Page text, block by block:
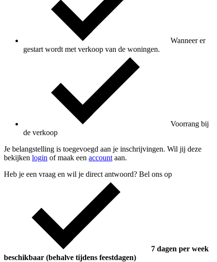
Wanneer er
gestart wordt met verkoop van de woningen.
Voorrang bij
de verkoop
Je belangstelling is toegevoegd aan je inschrijvingen. Wil jij deze
bekijken login of maak een account aan.
Heb je een vraag en wil je direct antwoord? Bel ons op
7 dagen per week
beschikbaar (behalve tijdens feestdagen)